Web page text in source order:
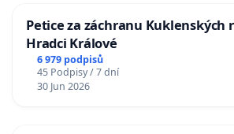
Petice za záchranu Kuklenských
Hradci Králové
6 979 podpisů
45 Podpisy / 7 dní
30 Jun 2026